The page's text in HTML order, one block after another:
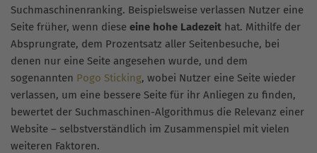
Suchmaschinenranking. Beispielsweise verlassen Nutzer eine
Seite früher, wenn diese eine hohe Ladezeit hat. Mithilfe der
Absprungrate, dem Prozentsatz aller Seitenbesuche, bei
denen nur eine Seite angesehen wurde, und dem
sogenannten Pogo Sticking, wobei Nutzer eine Seite wieder
verlassen, um eine bessere Seite für ihr Anliegen zu finden,
bewertet der Suchmaschinen-Algorithmus die Relevanz einer
Website – selbstverständlich im Zusammenspiel mit vielen
weiteren Faktoren.